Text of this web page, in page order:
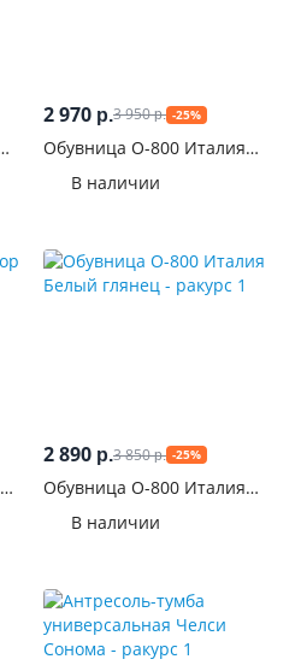
2 970 р.3 950р. -25%
Обувница О-800 Италия
В наличии
2 890 р.3 850р. -25%
Обувница О-800 Италия
В наличии